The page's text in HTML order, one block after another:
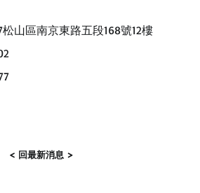
山區南京東路五段168號12樓
< 回最新消息 >